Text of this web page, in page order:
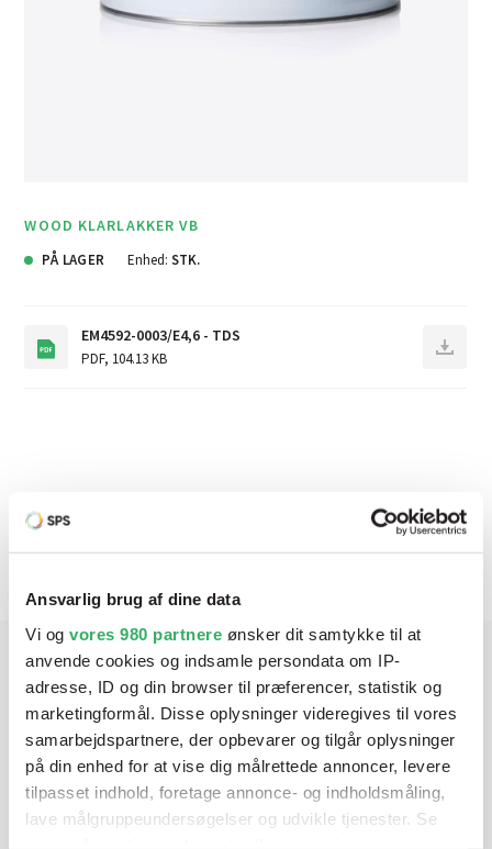
Ansvarlig brug af dine data
Vi og vores 980 partnere ønsker dit samtykke til at
anvende cookies og indsamle persondata om IP-
adresse, ID og din browser til præferencer, statistik og
marketingformål. Disse oplysninger videregives til vores
samarbejdspartnere, der opbevarer og tilgår oplysninger
på din enhed for at vise dig målrettede annoncer, levere
tilpasset indhold, foretage annonce- og indholdsmåling,
lave målgruppeundersøgelser og udvikle tjenester. Se
WOOD KLARLAKKER VB
PÅ LAGER Enhed: STK.
EM4592-0003/E4,6 - TDS
PDF, 104.13 KB
Har du brug for hjælp? Vi sidder
klar ved telefonen
Vi tilbyder et bredt sortiment af produkter til
autolakering. Lige meget om du skal bruge en enkelt farve,